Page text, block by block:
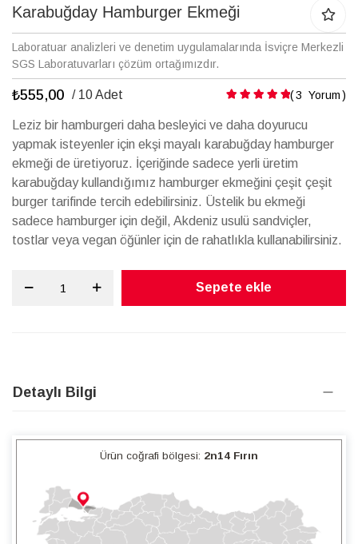
galerisinin
atla
Karabuğday Hamburger Ekmeği
Laboratuar analizleri ve denetim uygulamalarında İsviçre Merkezli
SGS Laboratuvarları çözüm ortağımızdır.
₺555,00 / 10 Adet Puanlama: 3 Yorum
Leziz bir hamburgeri daha besleyici ve daha doyurucu
yapmak isteyenler için ekşi mayalı karabuğday hamburger
ekmeği de üretiyoruz. İçeriğinde sadece yerli üretim
karabuğday kullandığımız hamburger ekmeğini çeşit çeşit
burger tarifinde tercih edebilirsiniz. Üstelik bu ekmeği
sadece hamburger için değil, Akdeniz usulü sandviçler,
tostlar veya vegan öğünler için de rahatlıkla kullanabilirsiniz.
Sepete ekle
Detaylı Bilgi
Ürün coğrafi bölgesi: 2n14 Fırın